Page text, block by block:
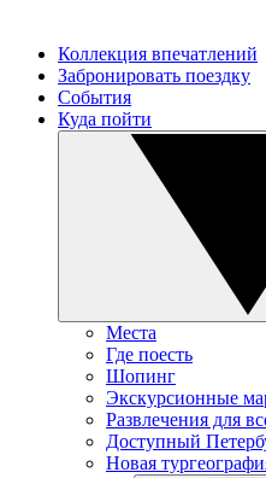
Коллекция впечатлений
Забронировать поездку
События
Куда пойти
Места
Где поесть
Шопинг
Экскурсионные
Развлечения для
Доступный
Новая